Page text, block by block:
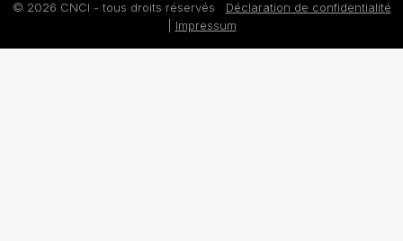
© 2026 CNCI - tous droits réservés Déclaration de confidentialité
Impressum